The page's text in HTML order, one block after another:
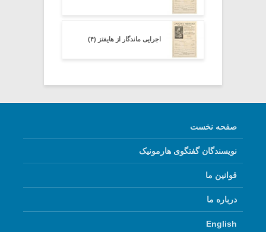
اجرایی ماندگار از هایفتز (۴)
صفحه نخست
نویسندگان گفتگوی هارمونیک
قوانین ما
درباره ما
English